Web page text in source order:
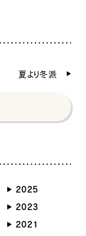
夏より冬派
2025
2023
2021